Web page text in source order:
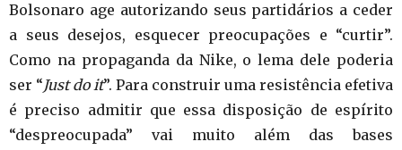
Bolsonaro age autorizando seus partidários a ceder
a seus desejos, esquecer preocupações e “curtir”.
Como na propaganda da Nike, o lema dele poderia
ser “Just do it”. Para construir uma resistência efetiva
é preciso admitir que essa disposição de espírito
“despreocupada” vai muito além das bases